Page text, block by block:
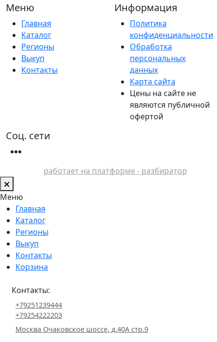
Меню
Главная
Каталог
Регионы
Выкуп
Контакты
Информация
Политика
конфиденциальности
Обработка
персональных
данных
Карта сайта
Цены на сайте не
являются публичной
офертой
Соц. сети
работает на платформе - разбиратор
Меню
Главная
Каталог
Регионы
Выкуп
Контакты
Корзина
Контакты:
+79251239444
+79254222203
Москва Очаковское шоссе, д.40А стр.9